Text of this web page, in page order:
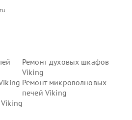
Ремонт духовых шкафов
Viking
Ремонт микроволновых
печей Viking